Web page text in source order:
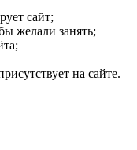
сайт;
желали занять;
на сайте.